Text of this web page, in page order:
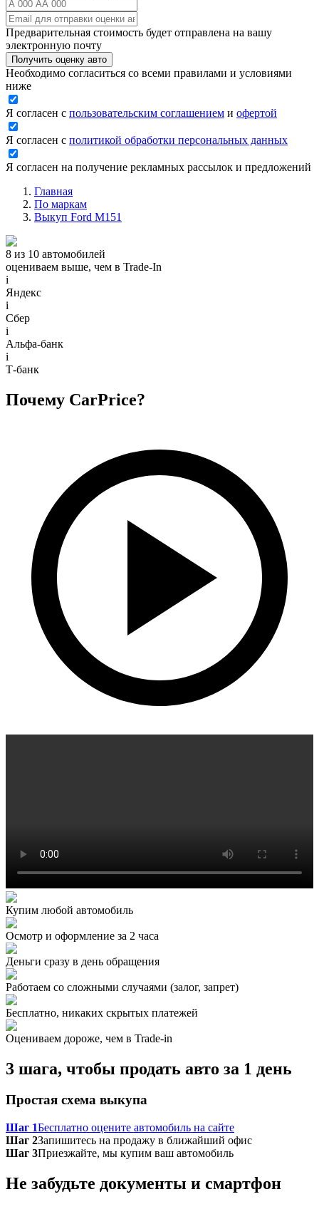
Предварительная стоимость будет отправлена на вашу
электронную почту
Получить оценку авто
Необходимо согласиться со всеми правилами и условиями
ниже
Я согласен с пользовательским соглашением и офертой
Я согласен с политикой обработки персональных данных
Я согласен на получение рекламных рассылок и предложений
Главная
По маркам
Выкуп Ford M151
8 из 10 автомобилей
оцениваем выше, чем в Trade‑In
i
Яндекс
i
Сбер
i
Альфа-банк
i
Т-банк
Почему CarPrice?
Купим любой автомобиль
Осмотр и оформление за 2 часа
Деньги сразу в день обращения
Работаем со сложными случаями (залог, запрет)
Бесплатно, никаких скрытых платежей
Оцениваем дороже, чем в Trade‑in
3 шага, чтобы продать авто за 1 день
Простая схема выкупа
Шаг 1Бесплатно оцените автомобиль на сайте
Шаг 2Запишитесь на продажу в ближайший офис
Шаг 3Приезжайте, мы купим ваш автомобиль
Не забудьте документы и смартфон